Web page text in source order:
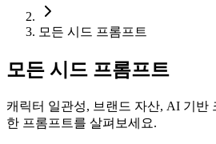
모든 시드 프롬프트
모든 시드 프롬프트
캐릭터 일관성, 브랜드 자산, AI 기반
한 프롬프트를 살펴보세요.